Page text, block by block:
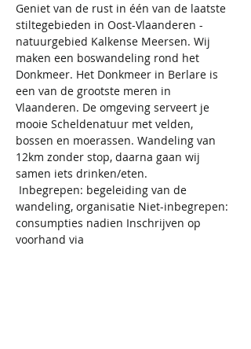
Geniet van de rust in één van de laatste
stiltegebieden in Oost-Vlaanderen -
natuurgebied Kalkense Meersen. Wij
maken een boswandeling rond het
Donkmeer. Het Donkmeer in Berlare is
een van de grootste meren in
Vlaanderen. De omgeving serveert je
mooie Scheldenatuur met velden,
bossen en moerassen. Wandeling van
12km zonder stop, daarna gaan wij
samen iets drinken/eten.
Inbegrepen: begeleiding van de
wandeling, organisatie Niet-inbegrepen:
consumpties nadien Inschrijven op
voorhand via